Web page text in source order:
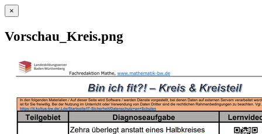
×
Vorschau_Kreis.png